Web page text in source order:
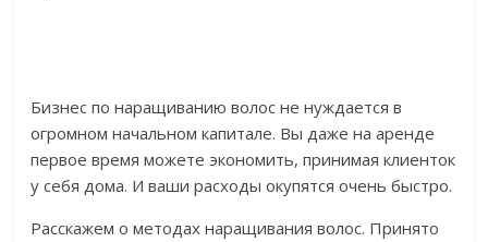
Бизнес по наращиванию волос не нуждается в
огромном начальном капитале. Вы даже на аренде
первое время можете экономить, принимая клиенток
у себя дома. И ваши расходы окупятся очень быстро.
Расскажем о методах наращивания волос. Принято